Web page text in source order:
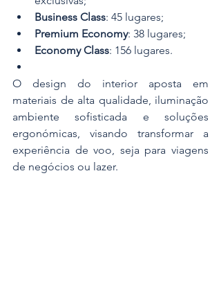
Business Class: 45 lugares;
Premium Economy: 38 lugares;
Economy Class: 156 lugares.
O design do interior aposta em
materiais de alta qualidade, iluminação
ambiente sofisticada e soluções
ergonómicas, visando transformar a
experiência de voo, seja para viagens
de negócios ou lazer.